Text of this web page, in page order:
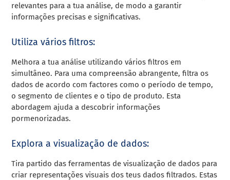
relevantes para a tua análise, de modo a garantir
informações precisas e significativas.
Utiliza vários filtros:
Melhora a tua análise utilizando vários filtros em
simultâneo. Para uma compreensão abrangente, filtra os
dados de acordo com factores como o período de tempo,
o segmento de clientes e o tipo de produto. Esta
abordagem ajuda a descobrir informações
pormenorizadas.
Explora a visualização de dados:
Tira partido das ferramentas de visualização de dados para
criar representações visuais dos teus dados filtrados. Estas